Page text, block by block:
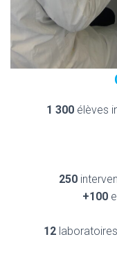
1 300 élèves
250
+100
12